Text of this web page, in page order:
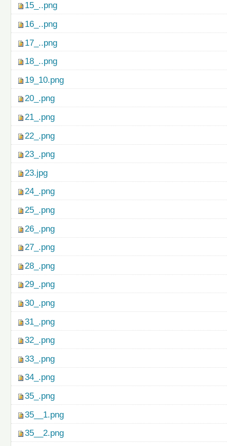
15_..png
16_..png
17_..png
18_..png
19_10.png
20_.png
21_.png
22_.png
23_.png
23.jpg
24_.png
25_.png
26_.png
27_.png
28_.png
29_.png
30_.png
31_.png
32_.png
33_.png
34_.png
35_.png
35__1.png
35__2.png